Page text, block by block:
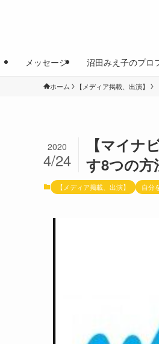
メッセージ 沼田みえ子のプロ
ホーム 【メディア掲載、出演】
【マイナ
す8つの
2020
4/24
【メディア掲載、出演】 自分